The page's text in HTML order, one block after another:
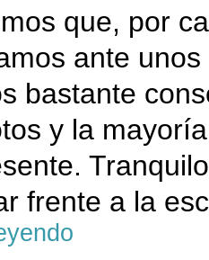
que, por
ante
bastante
y la
frente a la